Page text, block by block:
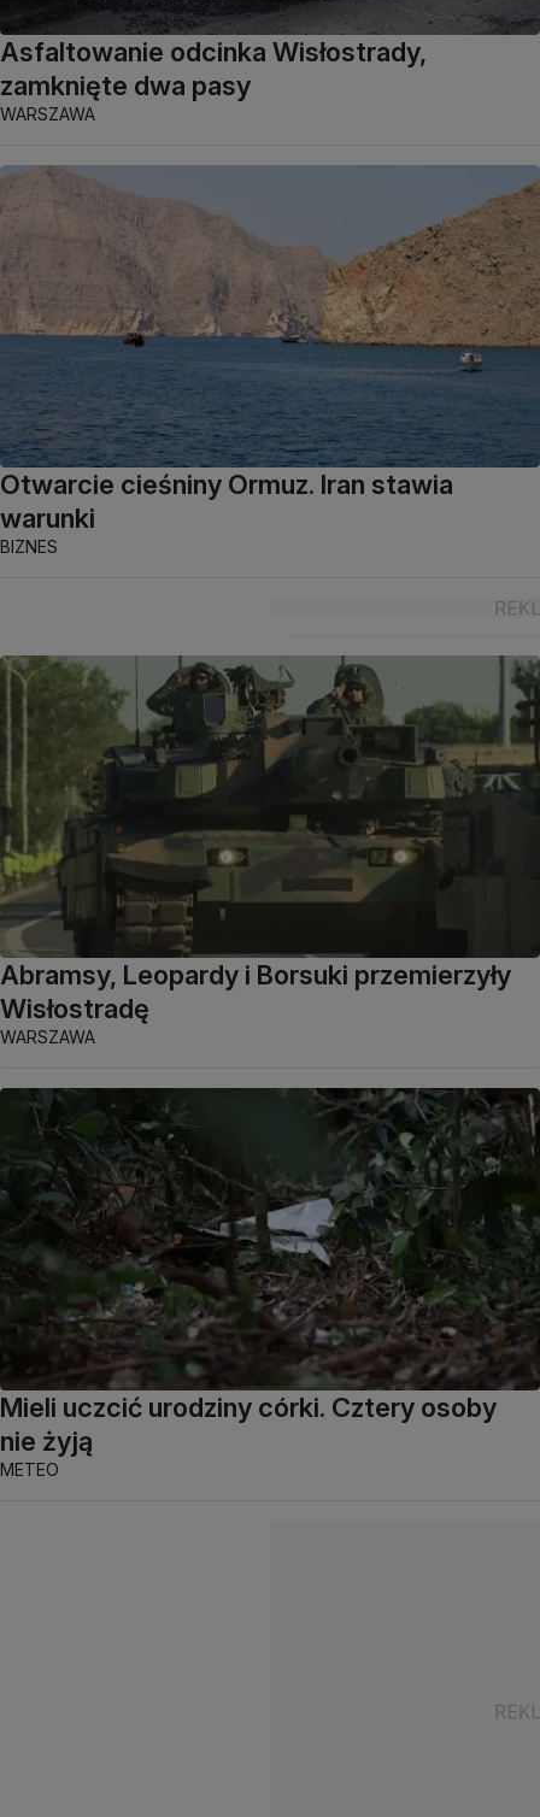
Asfaltowanie odcinka Wisłostrady,
zamknięte dwa pasy
WARSZAWA
Otwarcie cieśniny Ormuz. Iran stawia
warunki
BIZNES
Abramsy, Leopardy i Borsuki przemierzyły
Wisłostradę
WARSZAWA
Mieli uczcić urodziny córki. Cztery osoby
nie żyją
METEO